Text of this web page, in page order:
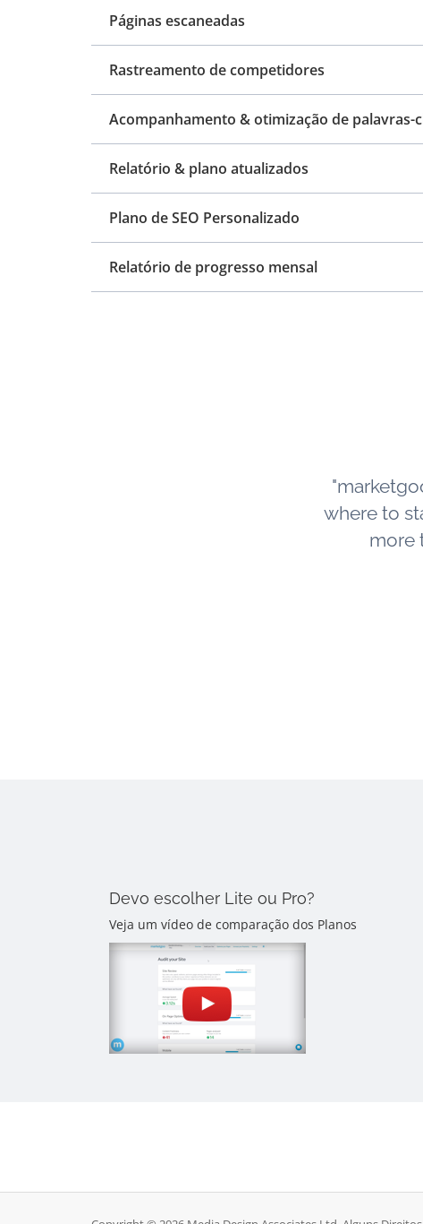
Páginas escaneadas
Rastreamento de competidores
Acompanhamento & otimização de palavras-
Relatório & plano atualizados
Plano de SEO Personalizado
Relatório de progresso mensal
where to
more
Devo escolher Lite ou Pro?
Veja um vídeo de comparação dos Planos